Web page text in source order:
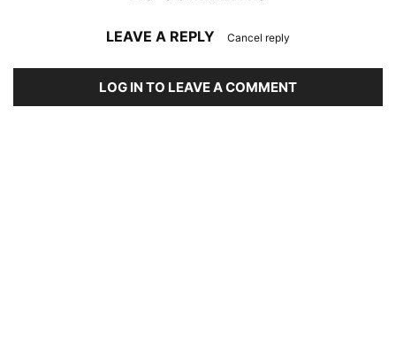
LEAVE A REPLY Cancel reply
LOG IN TO LEAVE A COMMENT